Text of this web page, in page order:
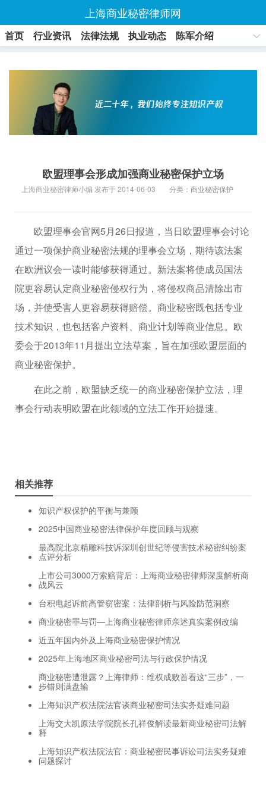
上海商业秘密律师网
首页 行业资讯 法律法规 执业动态
陈军介绍
欧盟理事会形成加强商业秘密保护立场
上海商业秘密律师小编 发布于 2014-06-03 分类： 商业秘密保护
欧盟理事会官网5月26日报道，当日欧盟理事会讨论
通过一项保护商业秘密法规的理事会立场，期待该法案
在欧洲议会一读时能够获得通过。新法案将使成员国法
院更容易认定商业秘密侵权行为，将侵权商品清除出市
场，并使受害人更容易获得赔偿。商业秘密既包括专业
技术知识，也包括客户资料、商业计划等商业信息。欧
委会于2013年11月提出立法草案，旨在加强欧盟层面的
商业秘密保护。
在此之前，欧盟缺乏统一的商业秘密保护立法，理
事会行动表明欧盟在此领域的立法工作开始提速。
相关推荐
知识产权保护的平衡与兼顾
2025中国商业秘密法律保护年度回顾与观察
最高院北京精雕科技诉深圳创世纪等侵害技术秘密纠纷案
点评分析
上市公司3000万索赔背后：上海商业秘密律师深度解析商
战风云
台积电起诉前高管窃密案：法律剖析与风险防范洞察
商业秘密罪与罚—上海商业秘密律师亲述真实案例改编
近五年国内外及上海商业秘密保护情况
2025年上海地区商业秘密司法与行政保护情况
商业秘密遭泄露？上海律师：维权成败首看这“三步”，一
步错则满盘输
上海知识产权法院法官谈商业秘密司法实务疑难问题
上海交大凯原法学院院长孔祥俊解读最新商业秘密司法解
释
上海知识产权法院法官：商业秘密民事诉讼司法实务疑难
问题探讨